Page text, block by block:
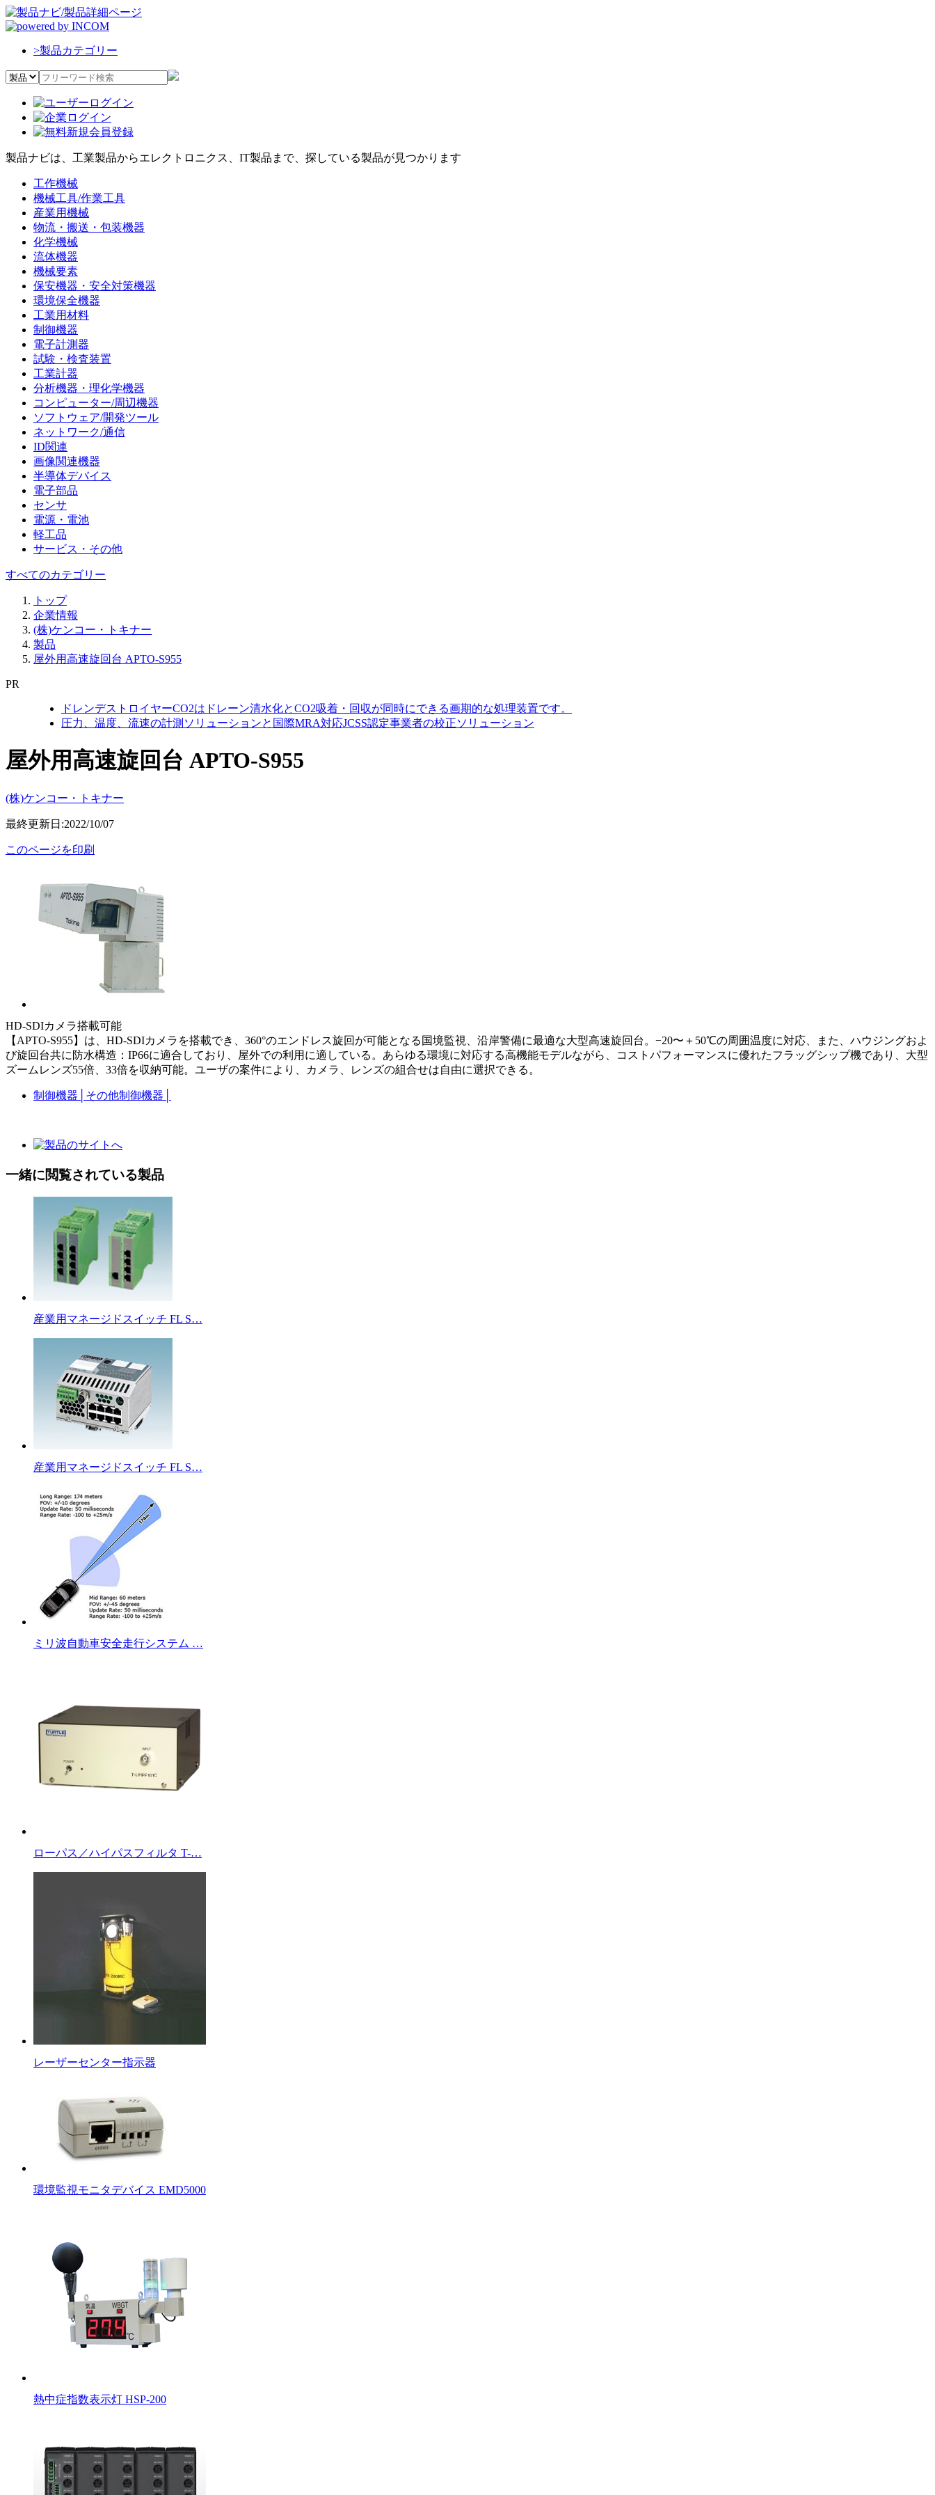
>製品カテゴリー
製品ナビは、工業製品からエレクトロニクス、IT製品まで、探している製品が見つかります
工作機械
機械工具/作業工具
産業用機械
物流・搬送・包装機器
化学機械
流体機器
機械要素
保安機器・安全対策機器
環境保全機器
工業用材料
制御機器
電子計測器
試験・検査装置
工業計器
分析機器・理化学機器
コンピューター/周辺機器
ソフトウェア/開発ツール
ネットワーク/通信
ID関連
画像関連機器
半導体デバイス
電子部品
センサ
電源・電池
軽工品
サービス・その他
すべてのカテゴリー
トップ
企業情報
(株)ケンコー・トキナー
製品
屋外用高速旋回台 APTO-S955
PR
ドレンデストロイヤーCO2はドレーン清水化とCO2吸着・回収が同時にできる画期的な処理装置です。
圧力、温度、流速の計測ソリューションと国際MRA対応JCSS認定事業者の校正ソリューション
屋外用高速旋回台 APTO-S955
(株)ケンコー・トキナー
最終更新日:2022/10/07
このページを印刷
HD-SDIカメラ搭載可能
【APTO-S955】は、HD-SDIカメラを搭載でき、360°のエンドレス旋回が可能となる国境監視、沿岸警備に最適な大型高速旋回台。−20〜＋50℃の周囲温度に対応、また、ハウジングおよ
び旋回台共に防水構造：IP66に適合しており、屋外での利用に適している。あらゆる環境に対応する高機能モデルながら、コストパフォーマンスに優れたフラッグシップ機であり、大型
ズームレンズ55倍、33倍を収納可能。ユーザの案件により、カメラ、レンズの組合せは自由に選択できる。
制御機器 その他制御機器
一緒に閲覧されている製品
産業用マネージドスイッチ FL S…
産業用マネージドスイッチ FL S…
ミリ波自動車安全走行システム …
ローパス／ハイパスフィルタ T-…
レーザーセンター指示器
環境監視モニタデバイス EMD5000
熱中症指数表示灯 HSP-200